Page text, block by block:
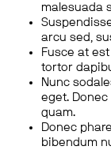
malesuada
arcu sed,
Fusce at
tortor
Nunc
eget.
quam.
Donec
bibendum